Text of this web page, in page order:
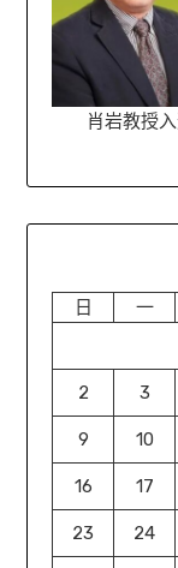
肖岩教授
日 一
2 3
9 10
16 17
23 24